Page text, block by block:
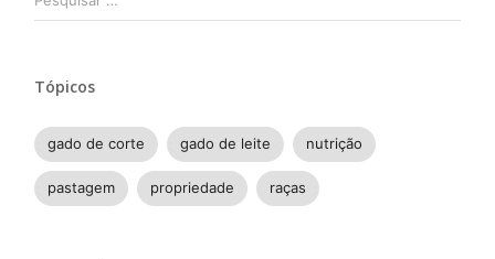
por:
Tópicos
gado de corte gado de leite nutrição
pastagem propriedade raças